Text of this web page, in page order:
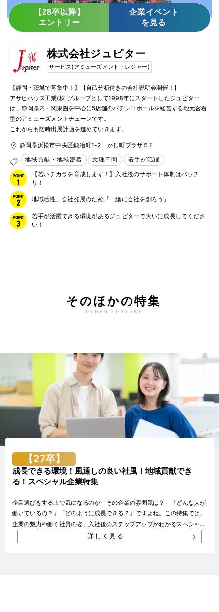
【28卒以降】
エントリー
企業イベント
を見る
株式会社ジュピター
サービス(アミューズメント・レジャー)
【静岡・茨城で募集中！】【自己分析付きの会社説明会開催！】
アサヒハウス工業(株)グループとして1998年にスタートしたジュピター
は、静岡県内・関東圏を中心に5店舗のパチンコホールを経営する地元密着
型のアミューズメントチェーンです。
これからも随時出展計画を進めていきます。
静岡県浜松市中央区鍛冶町1-2 かじ町プラザ５F
地域貢献・地域密着
文理不問
若手が活躍
【若いチカラを育成します！】入社後のサポート体制はバッチ
リ！
地域活性、会社発展のため「一緒に会社を創ろう」
若手が活躍できる環境があるジュピターで大いに成長してくださ
い！
そのほかの特集
OTHER FEATURE
【27卒】
成長できる環境！風通しの良い社風！地域貢献でき
る！スペシャル企業特集
企業選びをする上で気になるのが「その企業の雰囲気は？」「どんな人が
働いているの？」「どのように成長できる？」ですよね。この特集では、
企業の魅力や働く社員の姿、入社後のステップアップがわかるスペシャル
ページを掲載中の企業を紹介しています。 スペシャル情報を見て少しで
も気になる企業はエントリーしよう！
詳しく見る